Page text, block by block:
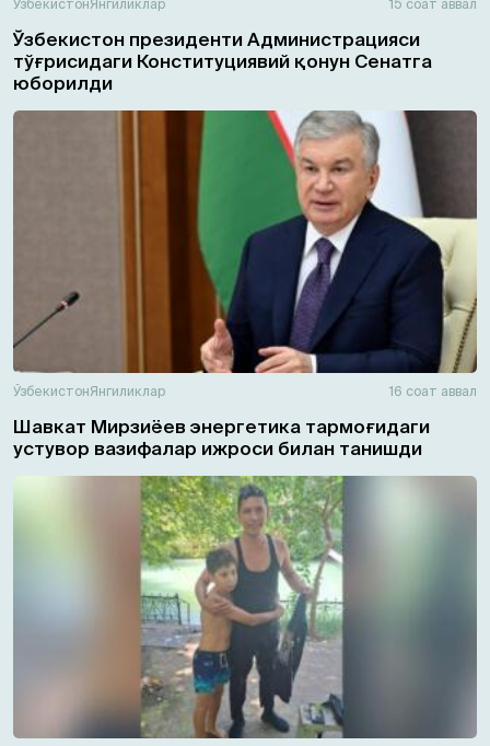
ЎзбекистонЯнгиликлар 15 соат аввал
Ўзбекистон президенти Администрацияси
тўғрисидаги Конституциявий қонун Сенатга
юборилди
ЎзбекистонЯнгиликлар 16 соат аввал
Шавкат Мирзиёев энергетика тармоғидаги
устувор вазифалар ижроси билан танишди